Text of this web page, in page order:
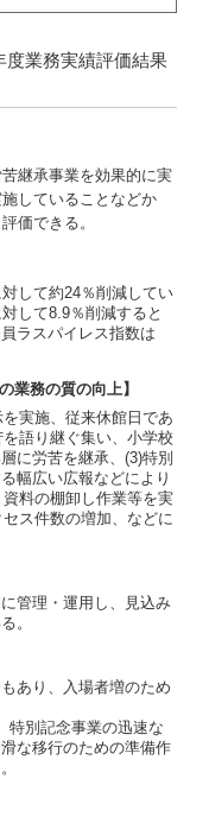
度業務実績評価結果
継承事業を効果的に実
していることなどか
価できる。
して約24％削減してい
して8.9％削減すると
ラスパイレス指数は
業務の質の向上】
実施、従来休館日であ
語り継ぐ集い、小学校
に労苦を継承、(3)特別
幅広い広報などにより
料の棚卸し作業等を実
ス件数の増加、などに
管理・運用し、見込み
。
あり、入場者増のため
別記念事業の迅速な
な移行のための準備作